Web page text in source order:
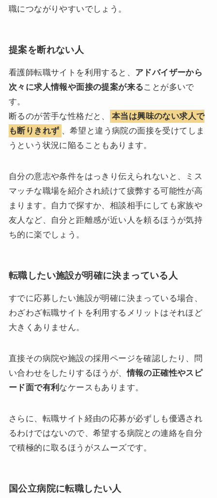
職につながりやすいでしょう。
提案を断れない人
看護師転職サイトを利用すると、 アドバイザーから
次々に求人情報や面接の提案が来ることが多いで
す。
断るのが苦手な性格だと、
本当は興味のない求人で
も断りきれず 、希望と違う病院の面接を受けてしま
うという状況に陥ることもあります。
自分の意志や条件をはっきり伝えられないと、ミス
マッチな職場を紹介され続けて疲弊する可能性が高
まります。自力で探すか、相談相手にしても家族や
友人など、自分と距離感が近い人を頼るほうが気持
ち的に楽でしょう。
転職したい施設が明確に決まっている人
すでに応募したい施設が明確に決まっている場合、
わざわざ転職サイトを利用するメリットはそれほど
大きくありません。
直接その病院や施設の採用ページを確認したり、問
い合わせをしたりするほうが、情報の正確性やスピ
ード面で有利 なケースもあります。
さらに、転職サイト経由の応募が必ずしも優遇され
るわけではないので、希望する病院との連絡を自分
で積極的に取るほうがスムーズです。
国公立病院に転職したい人